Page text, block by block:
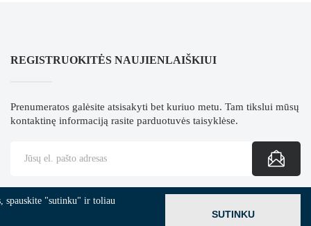
REGISTRUOKITĖS NAUJIENLAIŠKIUI
Prenumeratos galėsite atsisakyti bet kuriuo metu. Tam tikslui mūsų
kontaktinę informaciją rasite parduotuvės taisyklėse.
spauskite "sutinku" ir toliau
SUTINKU